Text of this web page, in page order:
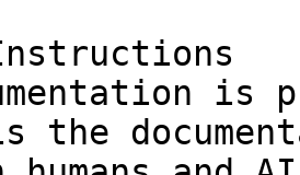
is
the